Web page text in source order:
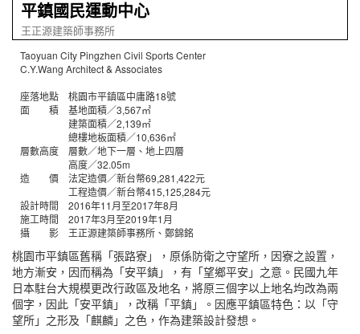
平鎮國民運動中心
王正源建築師事務所
Taoyuan City Pingzhen Civil Sports Center
C.Y.Wang Architect & Associates
座落地點 桃園市平鎮區中庸路18號
面 積 基地面積／3,567㎡
建築面積／2,139㎡
總樓地板面積／10,636㎡
層數高度 層數／地下一層、地上四層
高度／32.05m
造 價 法定造價／新台幣69,281,422元
工程造價／新台幣415,125,284元
設計時間 2016年11月至2017年8月
施工時間 2017年3月至2019年1月
攝 影 王正源建築師事務所、鄭錦銘
桃園市平鎮區舊稱「張路寮」，原係防衛之守望所，因寮之設置，
地方漸安，因而稱為「安平鎮」，有「望鄉平安」之意。民國九年
日本駐台大規模更改行政區及地名，將原三個字以上地名均改為兩
個字，因此「安平鎮」，改稱「平鎮」。因應平鎮區特色：以「守
望所」之形及「麒麟」之色，作為建築設計發想。